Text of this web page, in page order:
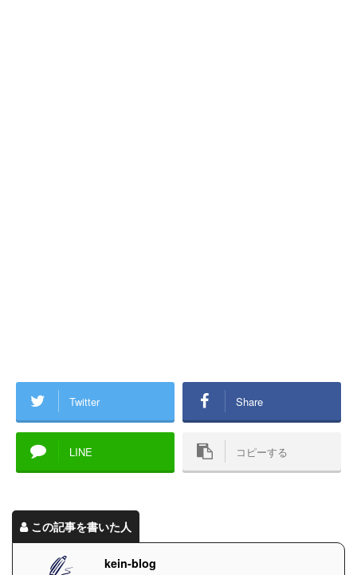
Twitter Share
LINE コピーする
この記事を書いた人
kein-blog